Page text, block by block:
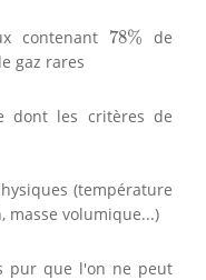
contenant 78%
78%
de
gaz rares
dont les critères de
(température
volumique...)
pur que l'on ne peut